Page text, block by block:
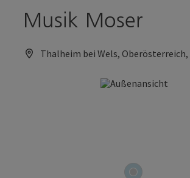
Musik Moser
Thalheim bei Wels,